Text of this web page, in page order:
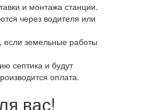
и монтажа станции.
через водителя или
если земельные работы
септика и будут
оплата.
вас!